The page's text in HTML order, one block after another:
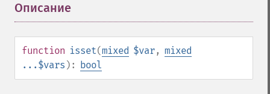
Описание
function isset(mixed $var, mixed
...$vars ): bool